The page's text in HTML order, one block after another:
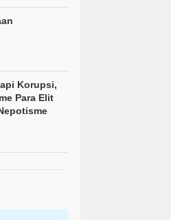
Korupsi,
Para Elit